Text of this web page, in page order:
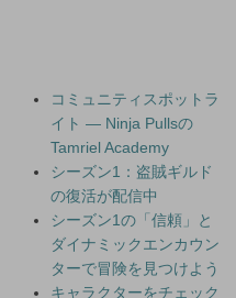
コミュニティスポットラ
イト — Ninja Pullsの
Tamriel Academy
シーズン1：盗賊ギルド
の復活が配信中
シーズン1の「信頼」と
ダイナミックエンカウン
ターで冒険を見つけよう
キャラクターをチェック